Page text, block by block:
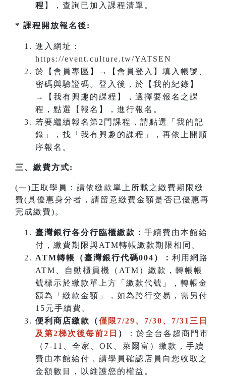
程 】，查詢已加入課程清單。
* 課程開放報名後:
進入網址：
https://event.culture.tw/YATSEN
於【會員專區】→【會員登入】填入帳號、
密碼與驗證碼。登入後，於【我的紀錄】
→【我有興趣的課程】，選擇要報名之課
程，點選【報名】，進行報名。
若要繼續報名第2門課程，請點選「我的記
錄」，找「我有興趣的課程」，再依上開順
序報名。
三、繳費方式:
(一)正取學員：請依繳款單上所載之繳費期限繳
費(具優惠身分者，請留意繳費金額是否已優惠再
完成繳費)。
臺灣銀行各分行臨櫃繳款： 手續費由本館給
付，繳費期限與ATM轉帳繳款期限相同。
ATM轉帳（臺灣銀行代碼004）： 利用網路
ATM、自動櫃員機（ATM）繳款，轉帳帳
號標示於繳款單上方「繳款代號」，轉帳金
額為「繳款金額」，如為跨行交易，需另付
15元手續費。
便利商店繳款（僅限7/29、7/30、7/31三日
及第2梯次後每前2日 ）
：於全台各超商門市
（7-11、全家、OK、萊爾富）繳款，手續
費由本館給付，請學員確認店員向您收取之
金額數目，以維護您的權益。